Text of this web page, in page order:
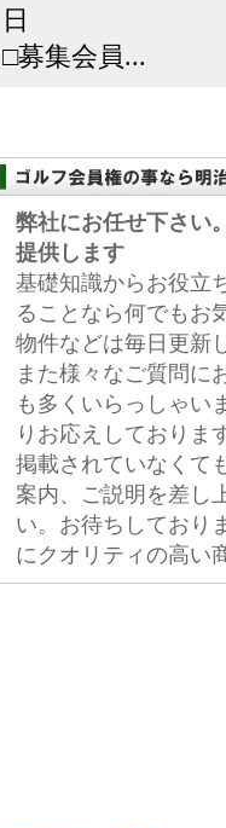
日
□募集会員...
弊社にお任せ下さい
提供します
基礎知識からお役立
ることなら何でもお
物件などは毎日更新
また様々なご質問に
も多くいらっしゃい
りお応えしておりま
掲載されていなくて
案内、ご説明を差し
い。お待ちしており
にクオリティの高い